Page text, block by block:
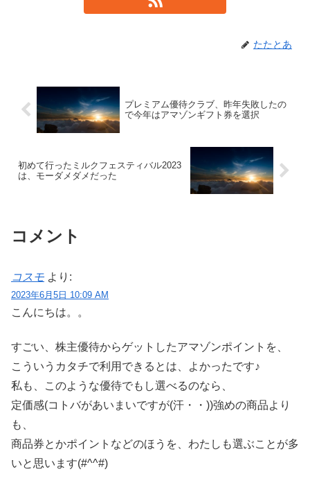
たたとあ
プレミアム優待クラブ、昨年失敗したの
で今年はアマゾンギフト券を選択
初めて行ったミルクフェスティバル2023
は、モーダメダメだった
コメント
コスモ より:
2023年6月5日 10:09 AM
こんにちは。。
すごい、株主優待からゲットしたアマゾンポイントを、
こういうカタチで利用できるとは、よかったです♪
私も、このような優待でもし選べるのなら、
定価感(コトバがあいまいですが(汗・・))強めの商品より
も、
商品券とかポイントなどのほうを、わたしも選ぶことが多
いと思います(#^^#)